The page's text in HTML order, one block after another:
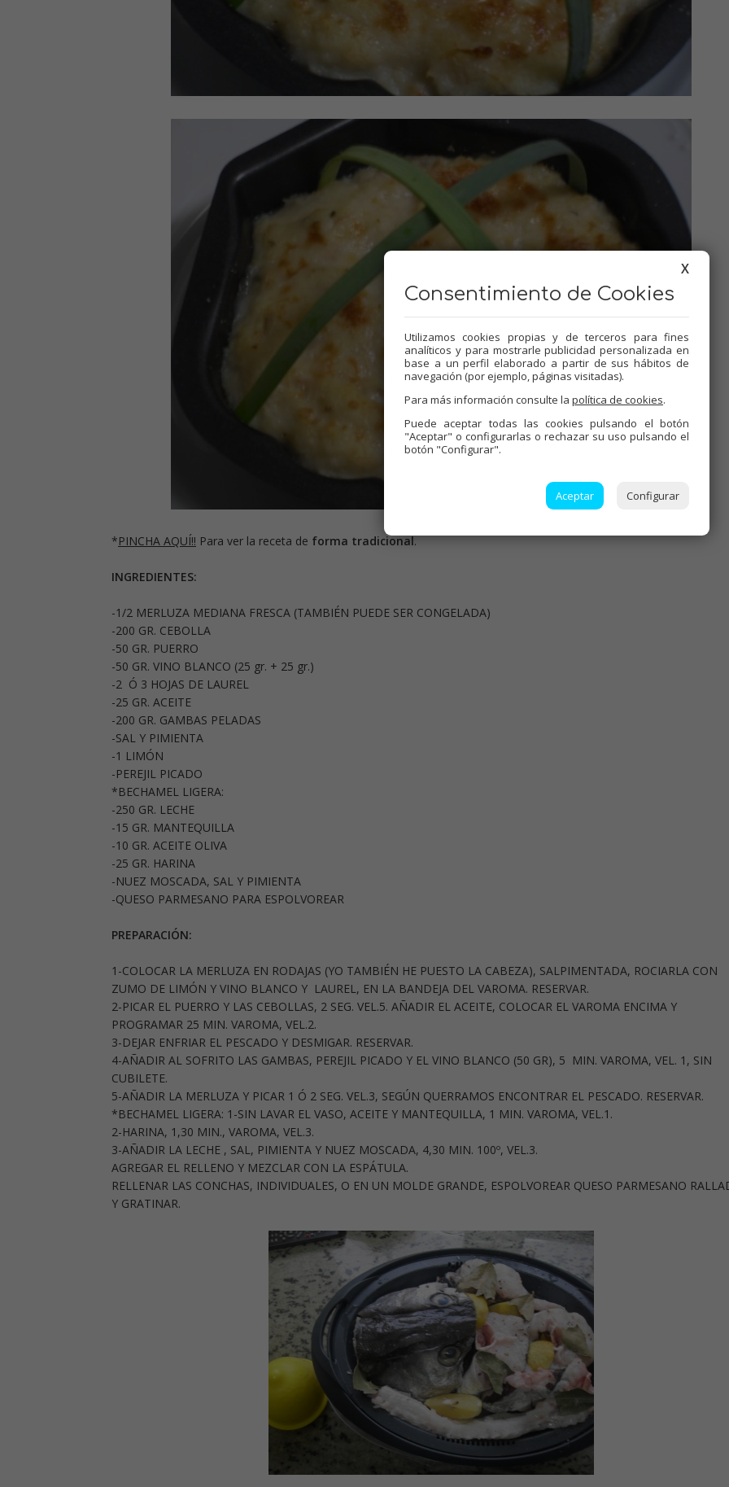
*PINCHA AQUÍ!! Para ver la receta de forma tradicional.
INGREDIENTES:
-1/2 MERLUZA MEDIANA FRESCA (TAMBIÉN PUEDE SER CONGELADA)
-200 GR. CEBOLLA
-50 GR. PUERRO
-50 GR. VINO BLANCO (25 gr. + 25 gr.)
-2 Ó 3 HOJAS DE LAUREL
-25 GR. ACEITE
-200 GR. GAMBAS PELADAS
-SAL Y PIMIENTA
-1 LIMÓN
-PEREJIL PICADO
*BECHAMEL LIGERA:
-250 GR. LECHE
-15 GR. MANTEQUILLA
-10 GR. ACEITE OLIVA
-25 GR. HARINA
-NUEZ MOSCADA, SAL Y PIMIENTA
-QUESO PARMESANO PARA ESPOLVOREAR
PREPARACIÓN:
1-COLOCAR LA MERLUZA EN RODAJAS (YO TAMBIÉN HE PUESTO LA CABEZA), SALPIMENTADA, ROCIARLA CON
ZUMO DE LIMÓN Y VINO BLANCO Y LAUREL, EN LA BANDEJA DEL VAROMA. RESERVAR.
2-PICAR EL PUERRO Y LAS CEBOLLAS, 2 SEG. VEL.5. AÑADIR EL ACEITE, COLOCAR EL VAROMA ENCIMA Y
PROGRAMAR 25 MIN. VAROMA, VEL.2.
3-DEJAR ENFRIAR EL PESCADO Y DESMIGAR. RESERVAR.
4-AÑADIR AL SOFRITO LAS GAMBAS, PEREJIL PICADO Y EL VINO BLANCO (50 GR), 5 MIN. VAROMA, VEL. 1, SIN
CUBILETE.
5-AÑADIR LA MERLUZA Y PICAR 1 Ó 2 SEG. VEL.3, SEGÚN QUERRAMOS ENCONTRAR EL PESCADO. RESERVAR.
*BECHAMEL LIGERA: 1-SIN LAVAR EL VASO, ACEITE Y MANTEQUILLA, 1 MIN. VAROMA, VEL.1.
2-HARINA, 1,30 MIN., VAROMA, VEL.3.
3-AÑADIR LA LECHE , SAL, PIMIENTA Y NUEZ MOSCADA, 4,30 MIN. 100º, VEL.3.
AGREGAR EL RELLENO Y MEZCLAR CON LA ESPÁTULA.
RELLENAR LAS CONCHAS, INDIVIDUALES, O EN UN MOLDE GRANDE, ESPOLVOREAR QUESO PARMESANO
Y GRATINAR.
X
Consentimiento de Cookies
Utilizamos cookies propias y de terceros para fines
analíticos y para mostrarle publicidad personalizada en
base a un perfil elaborado a partir de sus hábitos de
navegación (por ejemplo, páginas visitadas).
Para más información consulte la política de cookies.
Puede aceptar todas las cookies pulsando el botón
"Aceptar" o configurarlas o rechazar su uso pulsando el
botón "Configurar".
Aceptar Configurar